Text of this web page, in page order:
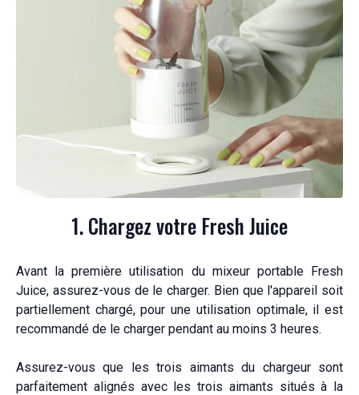
1. Chargez votre Fresh Juice
Avant la première utilisation du mixeur portable Fresh
Juice, assurez-vous de le charger. Bien que l'appareil soit
partiellement chargé, pour une utilisation optimale, il est
recommandé de le charger pendant au moins 3 heures.
Assurez-vous que les trois aimants du chargeur sont
parfaitement alignés avec les trois aimants situés à la